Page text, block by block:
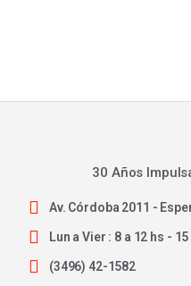
30 Años
Av. Córdoba 2011 -
Lun a Vier : 8 a 12 hs - 15
(3496) 42-1582